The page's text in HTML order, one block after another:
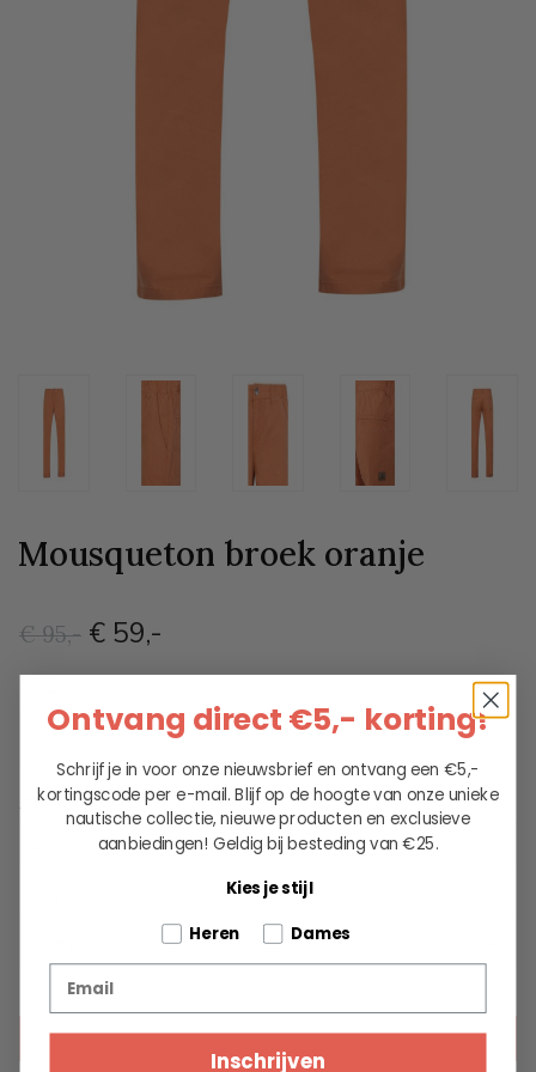
Mousqueton broek oranje
€ 95,- € 59,-
M L XL XXL 3XL
Aantal
KIES EEN OPTIE
Ontvang direct €5,- korting!
Schrijf je in voor onze nieuwsbrief en ontvang een €5,-
kortingscode per e-mail. Blijf op de hoogte van onze unieke
nautische collectie, nieuwe producten en exclusieve
aanbiedingen! Geldig bij besteding van €25.
Kies je stijl
Tell us about your pets
Heren Dames
Inschrijven